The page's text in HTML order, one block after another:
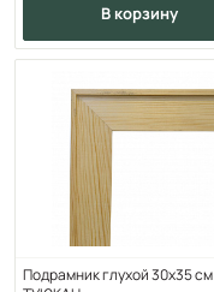
в корзину
Подрамник глухой 30х35 см